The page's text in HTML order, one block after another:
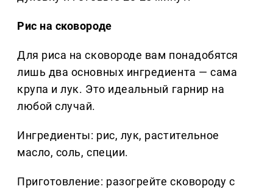
Рис на сковороде
Для риса на сковороде вам понадобятся
лишь два основных ингредиента — сама
крупа и лук. Это идеальный гарнир на
любой случай.
Ингредиенты: рис, лук, растительное
масло, соль, специи.
Приготовление: разогрейте сковороду с